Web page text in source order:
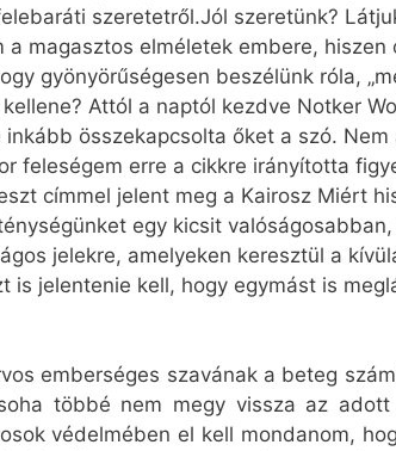
szeretetről.Jól szeretünk?
magasztos elméletek embere, hiszen
gyönyörűségesen beszélünk róla,
Attól a naptól kezdve Notker
összekapcsolta őket a szó.
feleségem erre a cikkre irányította
címmel jelent meg a Kairosz Miért
egy kicsit
jelekre, amelyeken keresztül a
is jelentenie kell, hogy egymást is
emberséges szavának a beteg
többé nem megy vissza az
védelmében el kell mondanom,